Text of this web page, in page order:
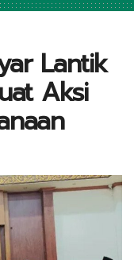
Lantik
Aksi